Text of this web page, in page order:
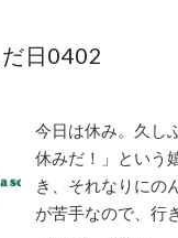
日0402
今日は休み。久し
休みだ！」という
き、それなりにの
が苦手なので、行